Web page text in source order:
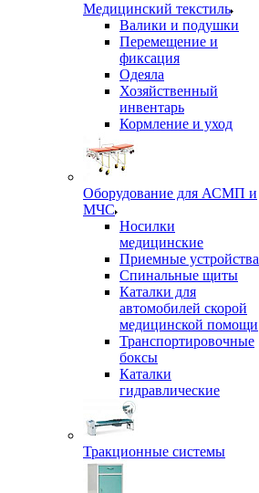
Медицинский текстиль
Валики и подушки
Перемещение и
фиксация
Одеяла
Хозяйственный
инвентарь
Кормление и уход
Оборудование для АСМП и
МЧС
Носилки
медицинские
Приемные устройства
Спинальные щиты
Каталки для
автомобилей скорой
медицинской помощи
Транспортировочные
боксы
Каталки
гидравлические
Тракционные системы